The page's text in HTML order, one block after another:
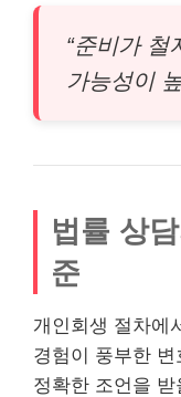
“준비가 철
가능성이
법률 상
준
개인회생 절차에
경험이 풍부한
정확한 조언을